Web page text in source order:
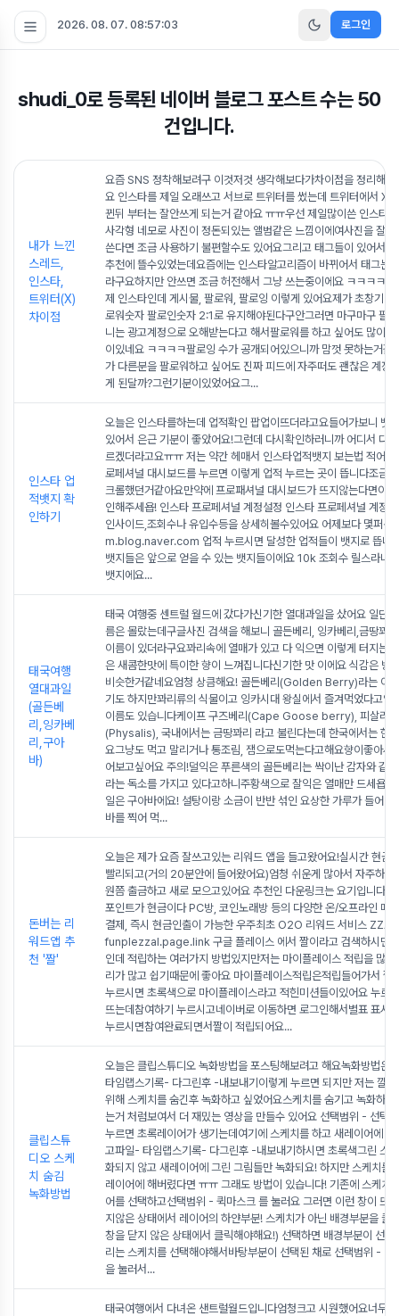
2026. 08. 07. 08:57:04 로그인
shudi_0로 등록된 네이버 블로그 포스트 수는50
건입니다.
내가 느낀
스레드,
인스타,
트위터(X)
차이점
요즘 SNS 정착해보려구 이것저것 생각해보다가차이점을 정리해
요 인스타를 제일 오래쓰고 서브로 트위터를 썼는데 트위터에서 X
뀐뒤 부터는 잘안쓰게 되는거 같아요 ㅠㅠ우선 제일많이쓴 인스타
사각형 네모로 사진이 정돈되있는 앨범같은 느낌이에여사진을 잘안
쓴다면 조금 사용하기 불편할수도 있어요그리고 태그들이 있어서
추천에 뜰수있었는데요즘에는 인스타알고리즘이 바뀌어서 태그는
라구요하지만 안쓰면 조금 허전해서 그냥 쓰는중이에요 ㅋㅋㅋㅋ
제 인스타인데 게시물, 팔로워, 팔로잉 이렇게 있어요제가 초창기에
로워숫자 팔로인숫자 2:1로 유지해야된다구안그러면 마구마구 팔
니는 광고계정으로 오해받는다고 해서팔로워를 하고 싶어도 많이
이있네요 ㅋㅋㅋㅋ팔로잉 수가 공개되어있으니까 맘껏 못하는거같
가 다른분을 팔로워하고 싶어도 진짜 피드에 자주떠도 괜찮은 계정
게 된달까?그런기분이있었어요그...
인스타 업
적뱃지 확
인하기
오늘은 인스타를하는데 업적확인 팝업이뜨더라고요들어가보니 뱃
있어서 은근 기분이 좋았어요!그런데 다시확인하러니까 어디서 다
르겠더라고요ㅠㅠ 저는 약간 헤매서 인스타업적뱃지 보는법 적어봐
로페셔널 대시보드를 누르면 이렇게 업적 누르는 곳이 뜹니다조금
크롤했던거같아요만약에 프로패셔널 대시보드가 뜨지않는다면이
인해주세욥! 인스타 프로페셔널 계정설정 인스타 프로페셔널 계정
인사이드,조회수나 유입수등을 상세히볼수있어요 어제보다 몇퍼센
m.blog.naver.com 업적 누르시면 달성한 업적들이 뱃지로 뜹니
뱃지들은 앞으로 얻을 수 있는 뱃지들이에요 10k 조회수 릴스라니
뱃지에요...
태국여행
열대과일
(골든베
리,잉카베
리,구아
바)
태국 여행중 센트럴 월드에 갔다가신기한 열대과일을 샀어요 일단
름은 몰랐는데구글사진 검색을 해보니 골든베리, 잉카베리,금땅꽈
이름이 있더라구요꽈리속에 열매가 있고 다 익으면 이렇게 터지는
은 새콤한맛에 특이한 향이 느껴집니다신기한 맛 이에요 식감은 방
비슷한거같네요엄청 상큼해요! 골든베리(Golden Berry)라는 이
기도 하지만꽈리류의 식물이고 잉카시대 왕실에서 즐겨먹었다고잉
이름도 있습니다케이프 구즈베리(Cape Goose berry), 피살리스
(Physalis), 국내에서는 금땅꽈리 라고 불린다는데 한국에서는 한
요그냥도 먹고 말리거나 통조림, 잼으로도먹는다고해요향이좋아서
어보고싶어요 주의!덜익은 푸른색의 골든베리는 싹이난 감자와 같
라는 독소를 가지고 있다고하니주황색으로 잘익은 열매만 드세욥!
일은 구아바에요! 설탕이랑 소금이 반반 섞인 요상한 가루가 들어있
바를 찍어 먹...
돈버는 리
워드앱 추
천 '짤'
오늘은 제가 요즘 잘쓰고있는 리워드 앱을 들고왔어요!실시간 현금
빨리되고(거의 20분안에 들어왔어요)엄청 쉬운게 많아서 자주하고
원쯤 출금하고 새로 모으고있어요 추천인 다운링크는 요기입니다
포인트가 현금이다 PC방, 코인노래방 등의 다양한 온/오프라인 매
결제, 즉시 현금인출이 가능한 우주최초 O2O 리워드 서비스
funplezzal.page.link 구글 플레이스 에서 짤이라고 검색하시면
인데 적립하는 여러가지 방법있지만저는 마이플레이스 적립을 많
리가 많고 쉽기때문에 좋아요 마이플레이스적립은적립들어가서 짤
누르시면 초록색으로 마이플레이스라고 적힌미션들이있어요 누르
뜨는데참여하기 누르시고네이버로 이동하면 로그인해서별표 표시
누르시면참여완료되면서짤이 적립되어요...
클립스튜
디오 스케
치 숨김
녹화방법
오늘은 클립스튜디오 녹화방법을 포스팅해보려고 해요녹화방법은
타임랩스기록- 다그린후 -내보내기이렇게 누르면 되지만 저는 깔끔
위해 스케치를 숨긴후 녹화하고 싶었어요스케치를 숨기고 녹화하면
는거 처럼보여서 더 재밌는 영상을 만들수 있어요 선택범위 - 선택
누르면 초록레이어가 생기는데여기에 스케치를 하고 새레이어에 그
고파일- 타임랩스기록- 다그린후 -내보내기하시면 초록색그린 스
화되지 않고 새레이어에 그린 그림들만 녹화되요! 하지만 스케치를
레이어에 해버렸다면 ㅠㅠ 그래도 방법이 있습니다! 기존에 스케치
어를 선택하고선택범위 - 퀵마스크 를 눌러요 그러면 이런 창이 뜨
지않은 상태에서 레이어의 하얀부분! 스케치가 아닌 배경부분을 클
창을 닫지 않은 상태에서 클릭해야해요!) 선택하면 배경부분이 선택
리는 스케치를 선택해야해서바탕부분이 선택된 채로 선택범위 - 선
을 눌러서 ...
태국여행에서 다녀온 샌트럴월드입니다엄청크고 시원했어요너무